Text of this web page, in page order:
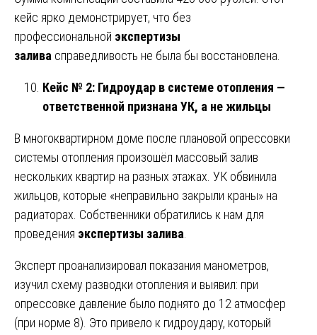
кейс ярко демонстрирует, что без
профессиональной экспертизы
залива справедливость не была бы восстановлена.
Кейс № 2: Гидроудар в системе отопления —
ответственной признана УК, а не жильцы
В многоквартирном доме после плановой опрессовки
системы отопления произошёл массовый залив
нескольких квартир на разных этажах. УК обвинила
жильцов, которые «неправильно закрыли краны» на
радиаторах. Собственники обратились к нам для
проведения экспертизы залива
Эксперт проанализировал показания манометров,
изучил схему разводки отопления и выявил: при
опрессовке давление было поднято до 12 атмосфер
(при норме 8). Это привело к гидроудару, который